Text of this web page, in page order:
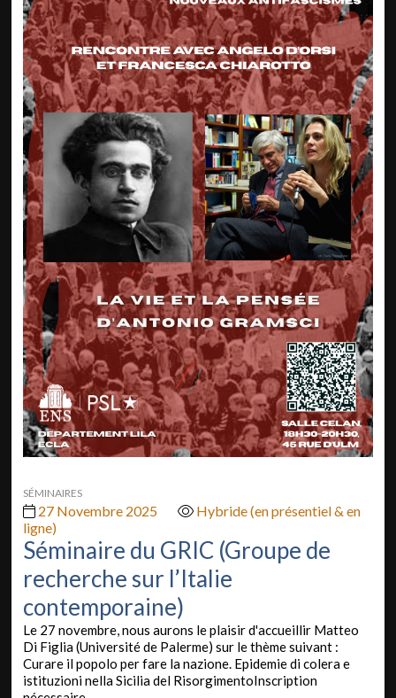
SÉMINAIRES
27 Novembre 2025
Hybride (en présentiel & en
ligne)
Séminaire du GRIC (Groupe de
recherche sur l’Italie
contemporaine)
Le 27 novembre, nous aurons le plaisir d'accueillir Matteo
Di Figlia (Université de Palerme) sur le thème suivant :
Curare il popolo per fare la nazione. Epidemie di colera e
istituzioni nella Sicilia del RisorgimentoInscription